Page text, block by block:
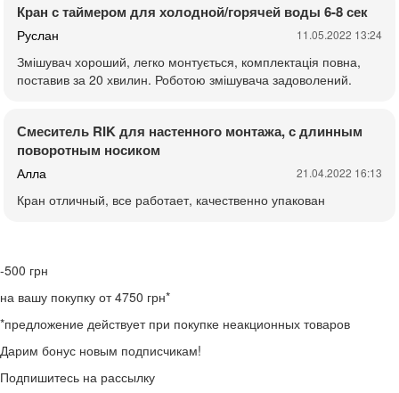
Кран с таймером для холодной/горячей воды 6-8 сек
Руслан 11.05.2022 13:24
Змішувач хороший, легко монтується, комплектація повна,
поставив за 20 хвилин. Роботою змішувача задоволений.
Смеситель RIK для настенного монтажа, с длинным
поворотным носиком
Алла 21.04.2022 16:13
Кран отличный, все работает, качественно упакован
-500 грн
на вашу покупку от 4750 грн*
*предложение действует при покупке неакционных товаров
Дарим бонус новым подписчикам!
Подпишитесь на рассылку